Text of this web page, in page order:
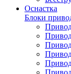
Оснастка
Блоки